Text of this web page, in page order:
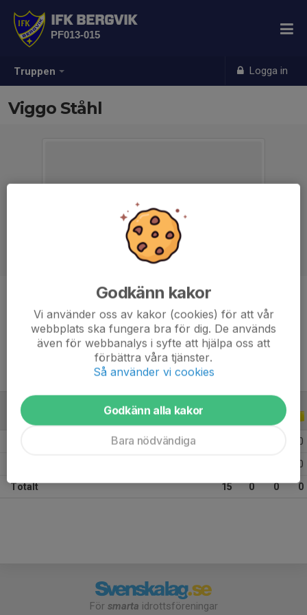
Truppen Logga in
IFK BERGVIK
PF013-015
Viggo Ståhl
Ålder
12 år
ALLA SERIER ALLA ÅR
0
0
Totalt 15 0 0 0
För smarta idrottsföreningar
Godkänn kakor
Vi använder oss av kakor (cookies) för att vår
webbplats ska fungera bra för dig. De används
även för webbanalys i syfte att hjälpa oss att
förbättra våra tjänster.
Så använder vi cookies
Godkänn alla kakor
Bara nödvändiga